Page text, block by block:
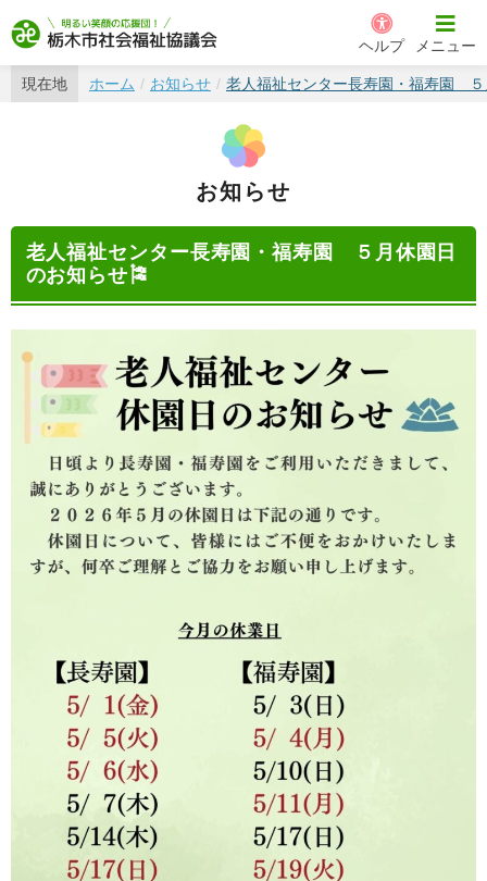
栃木市社会福祉協議会
ヘルプ メニュー
現在地 ホーム お知らせ 老人福祉センター長寿園・福寿園 ５
お知らせ
老人福祉センター長寿園・福寿園 ５月休園日
のお知らせ🎏